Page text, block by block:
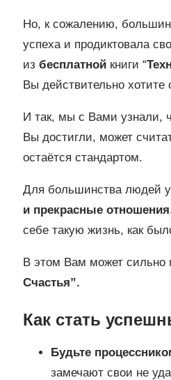
Но, к сожалению,
успеха и продиктовала
из бесплатнойкниги “
Вы действительно
И так, мы с Вами узнали,
Вы достигли, может
остаётся стандартом.
Для большинства людей
и прекрасные отношения
себе такую жизнь, как
В этом Вам может сильно
Счастья”.
Как стать
Будьте
замечают свои не